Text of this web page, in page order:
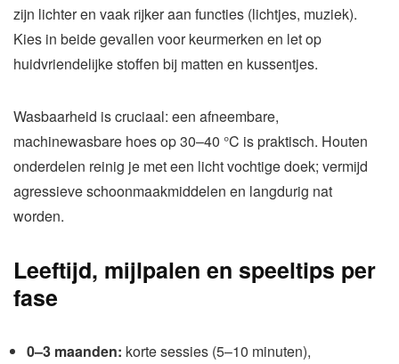
zijn lichter en vaak rijker aan functies (lichtjes, muziek).
Kies in beide gevallen voor keurmerken en let op
huidvriendelijke stoffen bij matten en kussentjes.
Wasbaarheid is cruciaal: een afneembare,
machinewasbare hoes op 30–40 °C is praktisch. Houten
onderdelen reinig je met een licht vochtige doek; vermijd
agressieve schoonmaakmiddelen en langdurig nat
worden.
Leeftijd, mijlpalen en speeltips per
fase
0–3 maanden: korte sessies (5–10 minuten),